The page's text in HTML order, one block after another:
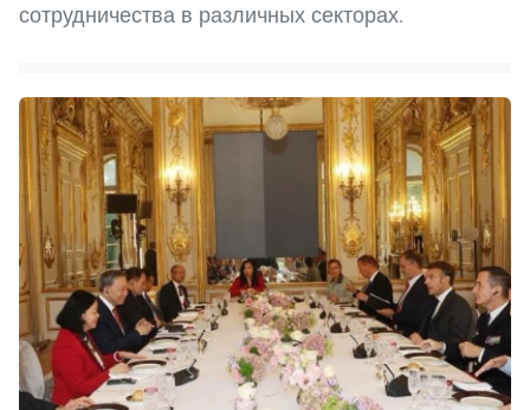
сотрудничества в различных секторах.